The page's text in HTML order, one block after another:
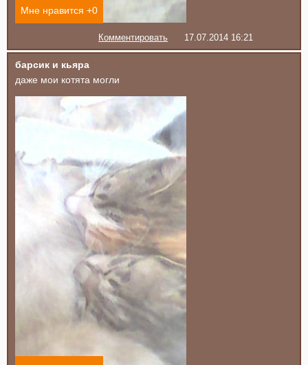
Мне нравится +0
Комментировать 17.07.2014 16:21
барсик и кьяра
даже мои котята могли